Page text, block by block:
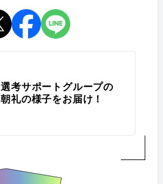
選考サポートグループの
朝礼の様子をお届け！